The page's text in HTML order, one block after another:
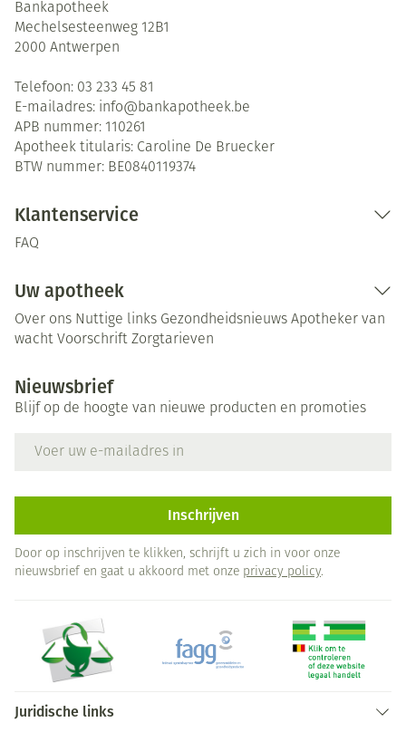
Bankapotheek
Mechelsesteenweg 12B1
2000 Antwerpen
Telefoon: 03 233 45 81
E-mailadres: info@bankapotheek.be
APB nummer: 110261
Apotheek titularis: Caroline De Bruecker
BTW nummer: BE0840119374
Klantenservice
FAQ
Uw apotheek
Over ons Nuttige links Gezondheidsnieuws Apotheker van
wacht Voorschrift Zorgtarieven
Nieuwsbrief
Blijf op de hoogte van nieuwe producten en promoties
Inschrijven
Door op inschrijven te klikken, schrijft u zich in voor onze
nieuwsbrief en gaat u akkoord met onze privacy policy.
Juridische links